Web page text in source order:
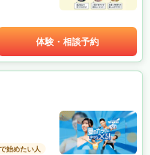
体験・相談予約
始めたい人